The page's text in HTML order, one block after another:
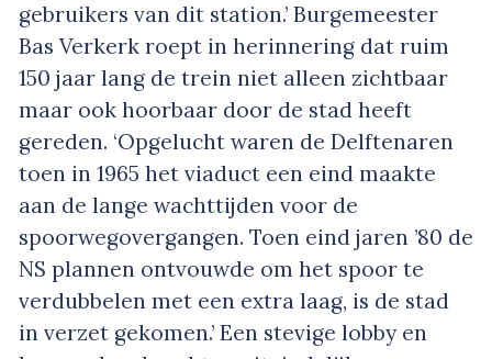
gebruikers van dit station.’ Burgemeester
Bas Verkerk roept in herinnering dat ruim
150 jaar lang de trein niet alleen zichtbaar
maar ook hoorbaar door de stad heeft
gereden. ‘Opgelucht waren de Delftenaren
toen in 1965 het viaduct een eind maakte
aan de lange wachttijden voor de
spoorwegovergangen. Toen eind jaren ’80 de
NS plannen ontvouwde om het spoor te
verdubbelen met een extra laag, is de stad
in verzet gekomen.’ Een stevige lobby en